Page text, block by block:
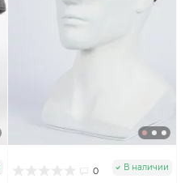
0 В наличии